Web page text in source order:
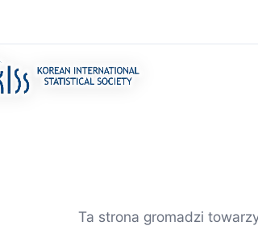
Ta strona gromadzi